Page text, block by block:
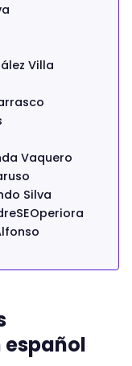
Villa
Vaquero
Silva
español